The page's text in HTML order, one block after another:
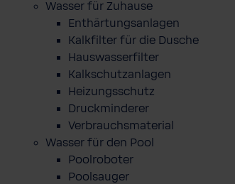
Wasser für Zuhause
Enthärtungsanlagen
Kalkfilter für die Dusche
Hauswasserfilter
Kalkschutzanlagen
Heizungsschutz
Druckminderer
Verbrauchsmaterial
Wasser für den Pool
Poolroboter
Poolsauger